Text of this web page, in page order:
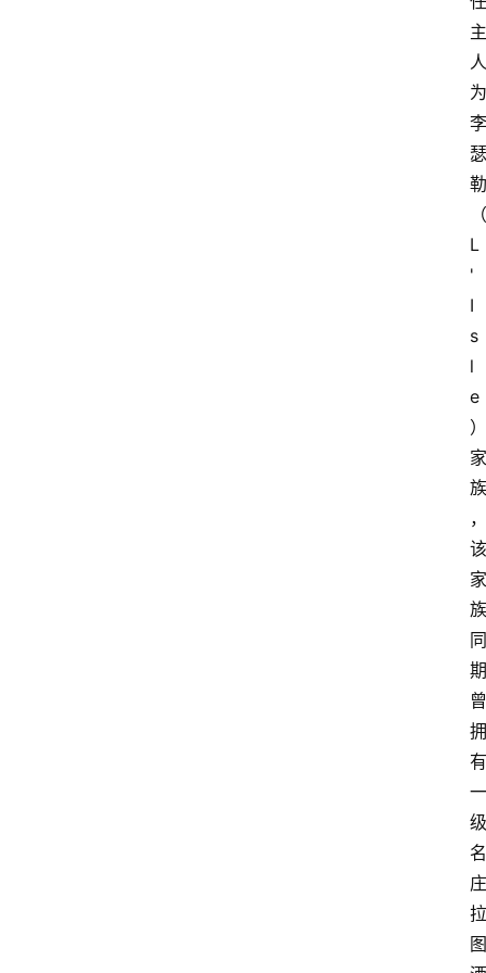
主
人
为
李
瑟
勒
（
L
'
I
s
l
e
）
家
族
，
该
家
族
同
期
曾
拥
有
一
级
名
庄
拉
图